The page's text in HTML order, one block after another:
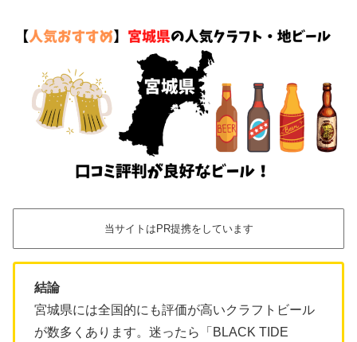
当サイトはPR提携をしています
結論
宮城県には全国的にも評価が高いクラフトビール
が数多くあります。迷ったら「BLACK TIDE